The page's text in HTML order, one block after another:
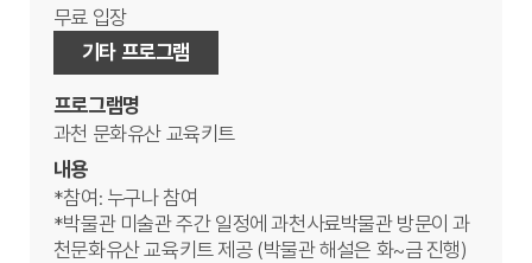
무료 입장
기타 프로그램
프로그램명
과천 문화유산 교육키트
내용
*참여: 누구나 참여
*박물관 미술관 주간 일정에 과천사료박물관 방문이 과
천문화유산 교육키트 제공 (박물관 해설은 화~금 진행)